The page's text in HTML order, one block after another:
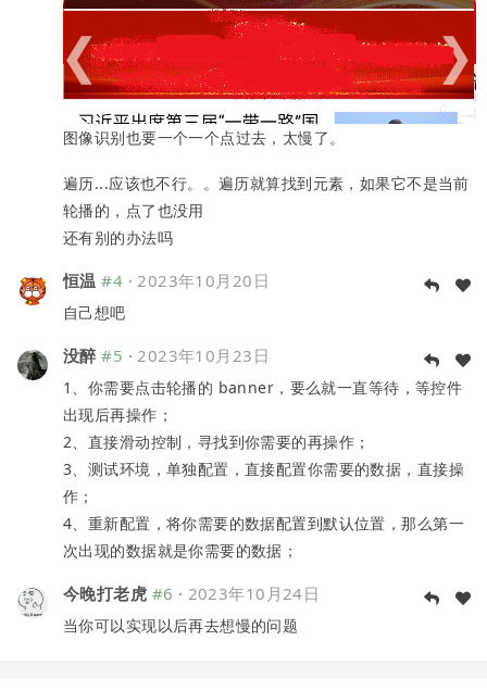
图像识别也要一个一个点过去，太慢了。
遍历...应该也不行。。遍历就算找到元素，如果它不是当前
轮播的，点了也没用
还有别的办法吗
恒温 #4 ·2023年10月20日
自己想吧
没醉 #5 ·2023年10月23日
1、你需要点击轮播的 banner，要么就一直等待，等控件
出现后再操作；
2、直接滑动控制，寻找到你需要的再操作；
3、测试环境，单独配置，直接配置你需要的数据，直接操
作；
4、重新配置，将你需要的数据配置到默认位置，那么第一
次出现的数据就是你需要的数据；
今晚打老虎 #6 · 2023年10月24日
当你可以实现以后再去想慢的问题